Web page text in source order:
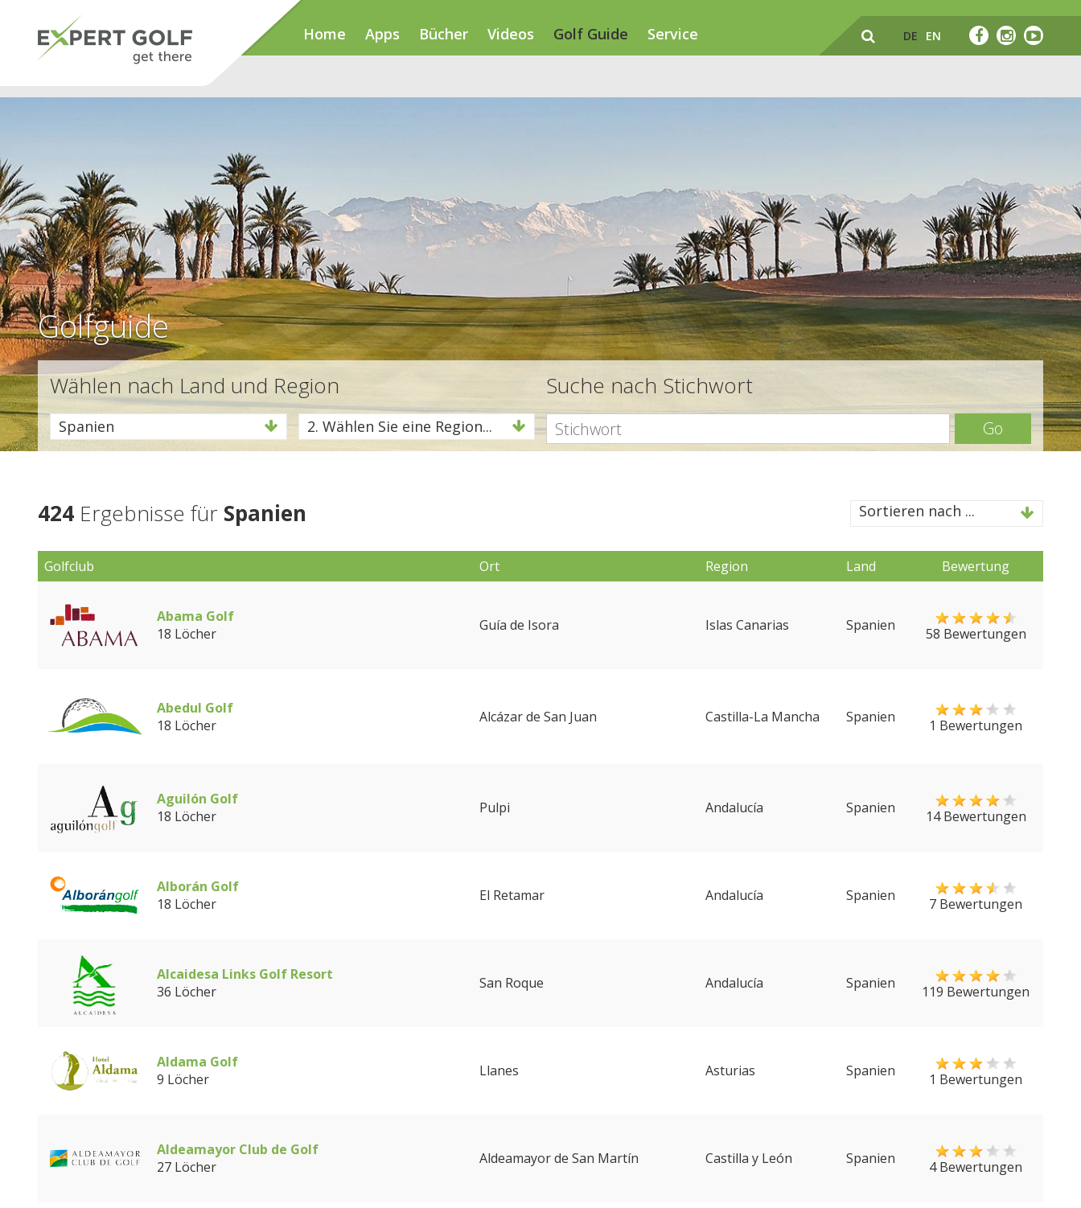
Home Apps Bücher Videos Golf Guide Service DE EN
Golfguide
Wählen nach Land und Region
Spanien 2. Wählen Sie eine Region...
Suche nach Stichwort
Go
424 Ergebnisse für Spanien Sortieren nach ...
Golfclub Ort Region Land Bewertung
Abama Golf
18 Löcher
Guía de Isora Islas Canarias Spanien 58 Bewertungen
Abedul Golf
18 Löcher
Alcázar de San Juan Castilla-La Mancha Spanien 1 Bewertungen
Aguilón Golf
18 Löcher
Pulpi Andalucía Spanien 14 Bewertungen
Alborán Golf
18 Löcher
El Retamar Andalucía Spanien 7 Bewertungen
Alcaidesa Links Golf Resort
36 Löcher
San Roque Andalucía Spanien 119 Bewertungen
Aldama Golf
9 Löcher
Llanes Asturias Spanien 1 Bewertungen
Aldeamayor Club de Golf
27 Löcher
Aldeamayor de San Martín Castilla y León Spanien 4 Bewertungen